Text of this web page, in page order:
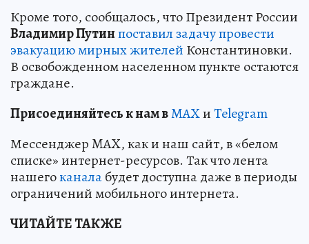
Кроме того, сообщалось, что Президент России
Владимир Путинпоставил задачу провести
эвакуацию мирных жителей Константиновки.
В освобожденном населенном пункте остаются
граждане.
Присоединяйтесь к нам вMAXиTelegram
Мессенджер MAX, как и наш сайт, в «белом
списке» интернет-ресурсов. Так что лента
нашегоканалабудет доступна даже в периоды
ограничений мобильного интернета.
ЧИТАЙТЕ ТАКЖЕ